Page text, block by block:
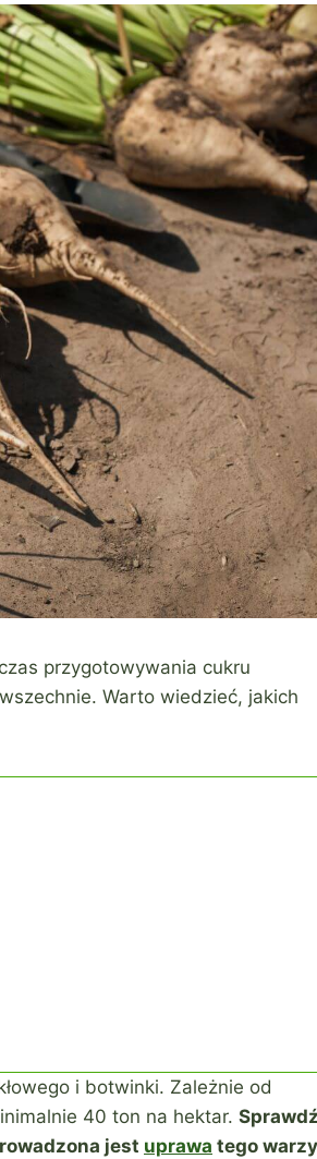
przygotowywania cukru
Warto wiedzieć, jakich
i botwinki. Zależnie od
40 ton na hektar.
jest uprawa tego